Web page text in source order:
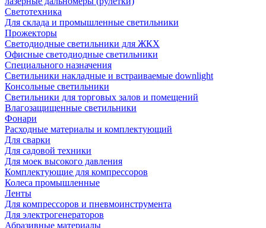
Светотехника
Для склада и промышленные светильники
Прожекторы
Светодиодные светильники для ЖКХ
Офисные светодиодные светильники
Специального назначения
Светильники накладные и встраиваемые downlight
Консольные светильники
Светильники для торговых залов и помещений
Влагозащищенные светильники
Фонари
Расходные материалы и комплектующий
Для сварки
Для садовой техники
Для моек высокого давления
Комплектующие для компрессоров
Колеса промышленные
Ленты
Для компрессоров и пневмоинструмента
Для электрогенераторов
Абразивные материалы